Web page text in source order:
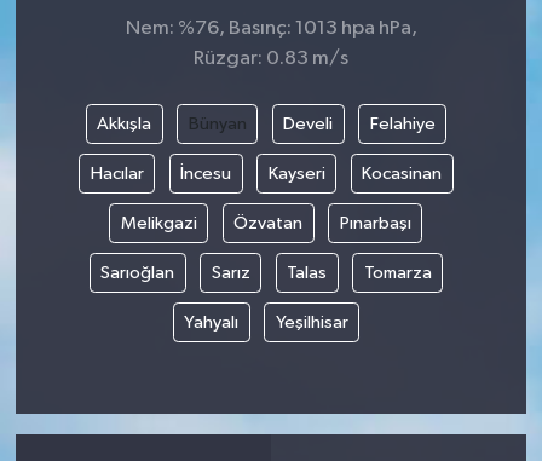
Nem: %76, Basınç: 1013 hpa hPa,
Rüzgar: 0.83 m/s
Akkışla Bünyan Develi Felahiye
Hacılar İncesu Kayseri Kocasinan
Melikgazi Özvatan Pınarbaşı
Sarıoğlan Sarız Talas Tomarza
Yahyalı Yeşilhisar